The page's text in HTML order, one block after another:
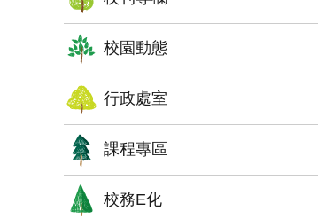
校園動態
行政處室
課程專區
校務E化